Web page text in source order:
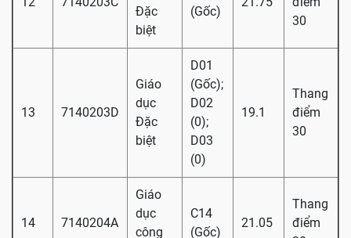
Đặc
biệt
(Gốc)
30
13 7140203D
Giáo
dục
Đặc
biệt
D01
(Gốc);
D02
(0);
D03
(0)
19.1
Thang
điểm
30
14 7140204A
Giáo
dục
công
C14
(Gốc)
21.05
Thang
điểm